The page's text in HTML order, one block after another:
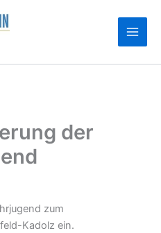
der
zum
Kadolz ein.